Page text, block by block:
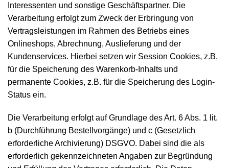
Interessenten und sonstige Geschäftspartner. Die
Verarbeitung erfolgt zum Zweck der Erbringung von
Vertragsleistungen im Rahmen des Betriebs eines
Onlineshops, Abrechnung, Auslieferung und der
Kundenservices. Hierbei setzen wir Session Cookies, z.B.
für die Speicherung des Warenkorb-Inhalts und
permanente Cookies, z.B. für die Speicherung des Login-
Status ein.
Die Verarbeitung erfolgt auf Grundlage des Art. 6 Abs. 1 lit.
b (Durchführung Bestellvorgänge) und c (Gesetzlich
erforderliche Archivierung) DSGVO. Dabei sind die als
erforderlich gekennzeichneten Angaben zur Begründung